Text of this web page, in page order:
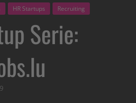
HR Startups Recruiting
Serie: